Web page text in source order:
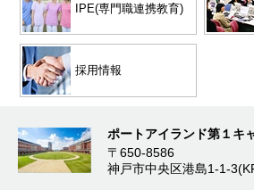
IPE(専門職連携教育)
採用情報
ポートアイランド第１キ
〒650-8586
神戸市中央区港島1-1-